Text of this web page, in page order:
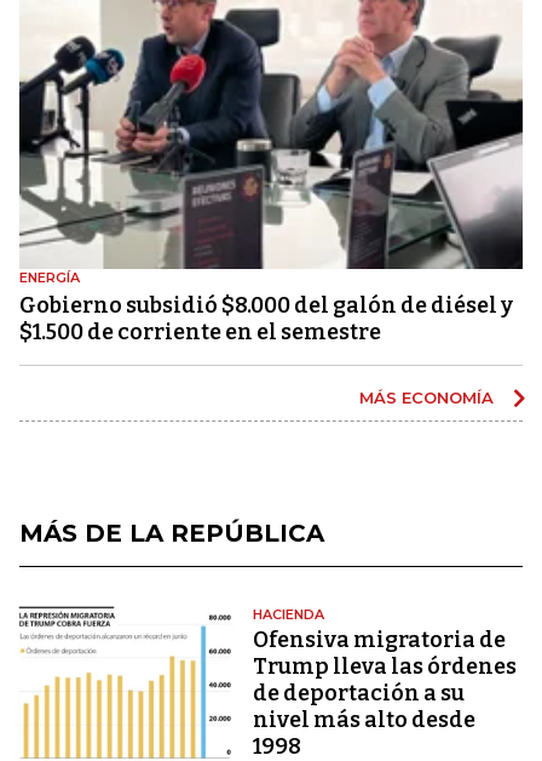
ENERGÍA
Gobierno subsidió $8.000 del galón de diésel y
$1.500 de corriente en el semestre
MÁS ECONOMÍA
MÁS DE LA REPÚBLICA
HACIENDA
Ofensiva migratoria de
Trump lleva las órdenes
de deportación a su
nivel más alto desde
1998